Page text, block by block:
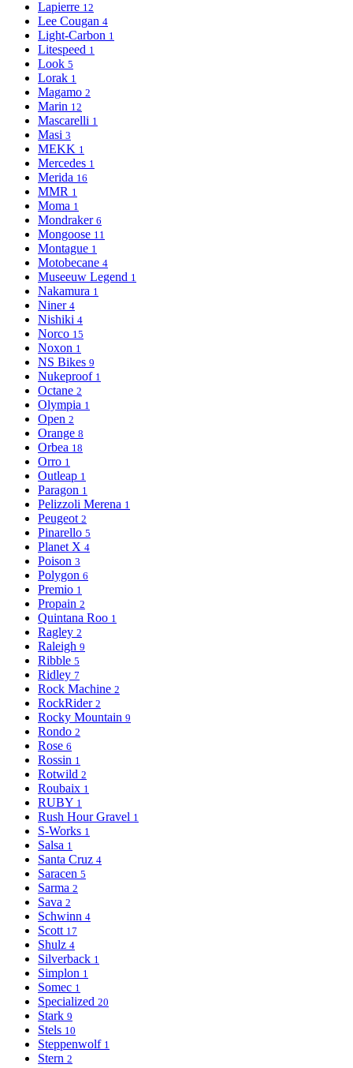
Lapierre 12
Lee Cougan 4
Light-Сarbon 1
Litespeed 1
Look 5
Lorak 1
Magamo 2
Marin 12
Mascarelli 1
Masi 3
MEKK 1
Mercedes 1
Merida 16
MMR 1
Moma 1
Mondraker 6
Mongoose 11
Montague 1
Motobecane 4
Museeuw Legend 1
Nakamura 1
Niner 4
Nishiki 4
Norco 15
Noxon 1
NS Bikes 9
Nukeproof 1
Octane 2
Olympia 1
Open 2
Orange 8
Orbea 18
Orro 1
Outleap 1
Paragon 1
Pelizzoli Merena 1
Peugeot 2
Pinarello 5
Planet X 4
Poison 3
Polygon 6
Premio 1
Propain 2
Quintana Roo 1
Ragley 2
Raleigh 9
Ribble 5
Ridley 7
Rock Machine 2
RockRider 2
Rocky Mountain 9
Rondo 2
Rose 6
Rossin 1
Rotwild 2
Roubaix 1
RUBY 1
Rush Hour Gravel 1
S-Works 1
Salsa 1
Santa Cruz 4
Saracen 5
Sarma 2
Sava 2
Schwinn 4
Scott 17
Shulz 4
Silverback 1
Simplon 1
Somec 1
Specialized 20
Stark 9
Stels 10
Steppenwolf 1
Stern 2